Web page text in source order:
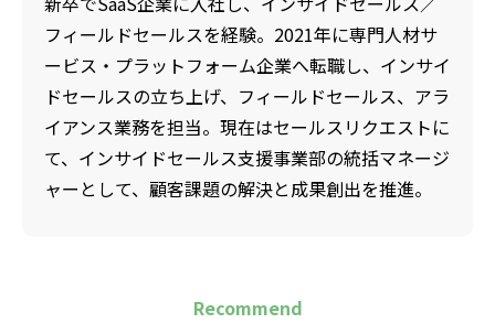
フィールドセールスを経験。2021年に専門人材サ
ービス・プラットフォーム企業へ転職し、インサイ
ドセールスの立ち上げ、フィールドセールス、アラ
イアンス業務を担当。現在はセールスリクエストに
て、インサイドセールス支援事業部の統括マネージ
ャーとして、顧客課題の解決と成果創出を推進。
Recommend